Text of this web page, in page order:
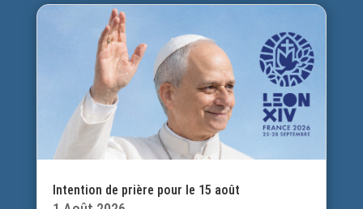
Intention de prière pour le 15 août